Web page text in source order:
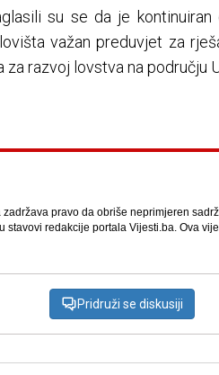
su se da je kontinuiran
važan preduvjet za
razvoj lovstva na području
pravo da obriše neprimjeren
stavovi redakcije portala Vijesti.ba. Ova
Pridruži se diskusiji